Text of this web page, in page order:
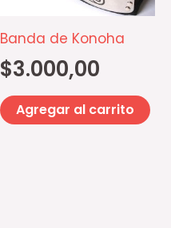
Banda de Konoha
$3.000,00
Agregar al carrito